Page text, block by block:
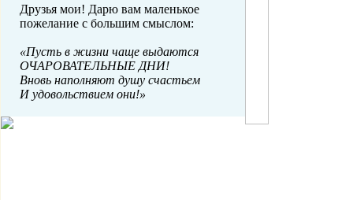
Друзья мои! Дарю вам маленькое
пожелание с большим смыслом:
«Пусть в жизни чаще выдаются
ОЧАРОВАТЕЛЬНЫЕ ДНИ!
Вновь наполняют душу счастьем
И удовольствием они!»